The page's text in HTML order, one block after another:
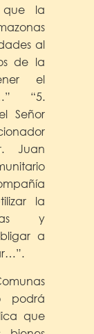
que la
al
de la
el
“5.
Señor
Juan
la
y
a
podrá
que